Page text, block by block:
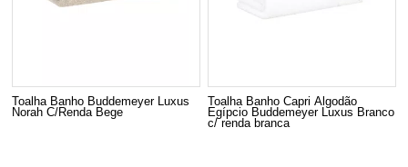
Toalha Banho Buddemeyer Luxus
Norah C/Renda Bege
Toalha Banho Capri Algodão
Egípcio Buddemeyer Luxus Branco
c/ renda branca